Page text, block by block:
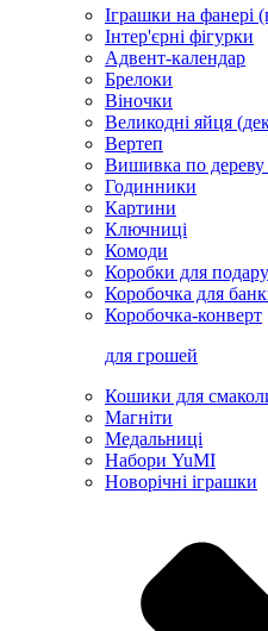
Іграшки на фанері
Інтер'єрні фігурки
Адвент-календар
Брелоки
Віночки
Великодні яйця
Вертеп
Вишивка по дереву
Годинники
Картини
Ключниці
Комоди
Коробки для
Коробочка для
Коробочка-конверт
для грошей
Кошики для
Магніти
Медальниці
Набори YuMI
Новорічні іграшки